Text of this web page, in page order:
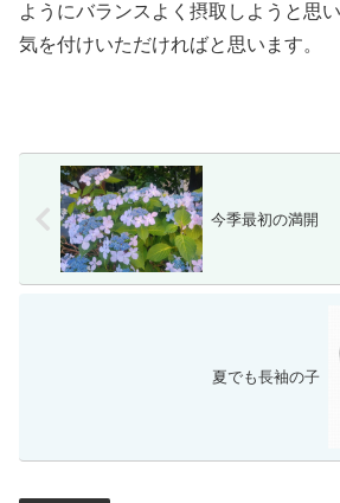
ようにバランスよく摂取しようと思
気を付けいただければと思います。
今季最初の満開
夏でも長袖の子